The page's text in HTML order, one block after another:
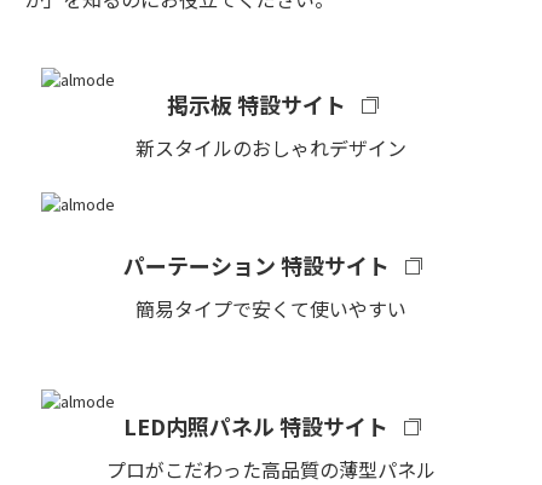
掲示板 特設サイト
新スタイルのおしゃれデザイン
パーテーション 特設サイト
簡易タイプで安くて使いやすい
LED内照パネル 特設サイト
プロがこだわった高品質の薄型パネル